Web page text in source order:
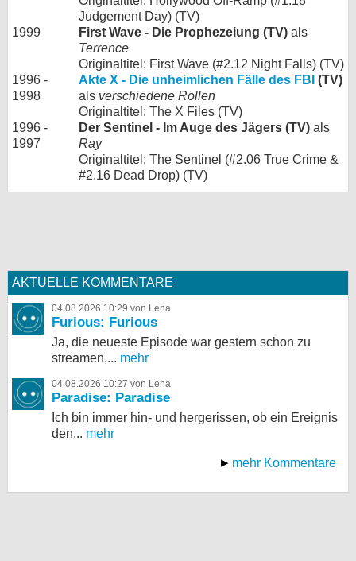
Judgement Day) (TV)
1999
First Wave - Die Prophezeiung (TV) als
Terrence
Originaltitel: First Wave (#2.12 Night Falls) (TV)
1996 -
1998
Akte X - Die unheimlichen Fälle des FBI (TV)
als verschiedene Rollen
Originaltitel: The X Files (TV)
1996 -
1997
Der Sentinel - Im Auge des Jägers (TV) als
Ray
Originaltitel: The Sentinel (#2.06 True Crime &
#2.16 Dead Drop) (TV)
AKTUELLE KOMMENTARE
04.08.2026 10:29 von Lena
Furious: Furious
Ja, die neueste Episode war gestern schon zu
streamen,... mehr
04.08.2026 10:27 von Lena
Paradise: Paradise
Ich bin immer hin- und hergerissen, ob ein Ereignis
den... mehr
mehr Kommentare